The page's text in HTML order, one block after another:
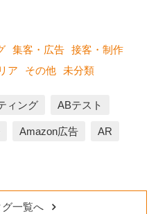
集客・広告 接客・制作
ア その他 未分類
ィング ABテスト
Amazon広告 AR
一覧へ